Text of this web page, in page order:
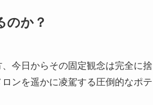
のか？
今日からその固定観念は完全に捨
ンを遥かに凌駕する圧倒的なポテ